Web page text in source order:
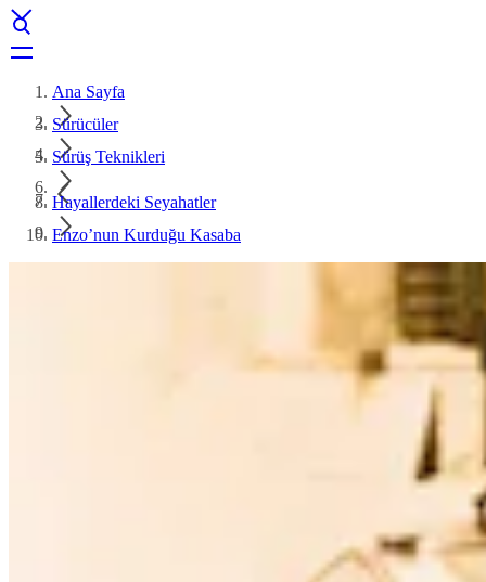
Ana Sayfa
Sürücüler
Sürüş Teknikleri
Hayallerdeki Seyahatler
Enzo’nun Kurduğu Kasaba